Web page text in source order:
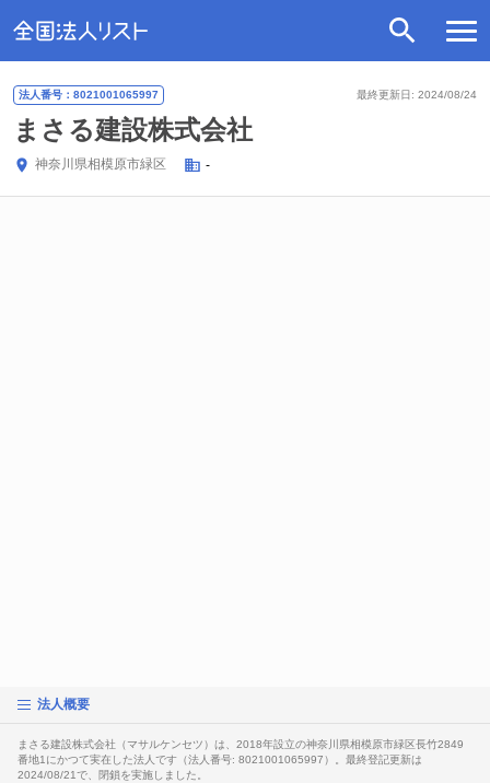
最終更新日: 2024/08/24
法人番号：8021001065997
まさる建設株式会社
神奈川県相模原市緑区 -
法人概要
まさる建設株式会社（マサルケンセツ）は、2018年設立の神奈川県相模原市緑区長竹2849
番地1にかつて実在した法人です（法人番号: 8021001065997）。最終登記更新は
2024/08/21で、閉鎖を実施しました。